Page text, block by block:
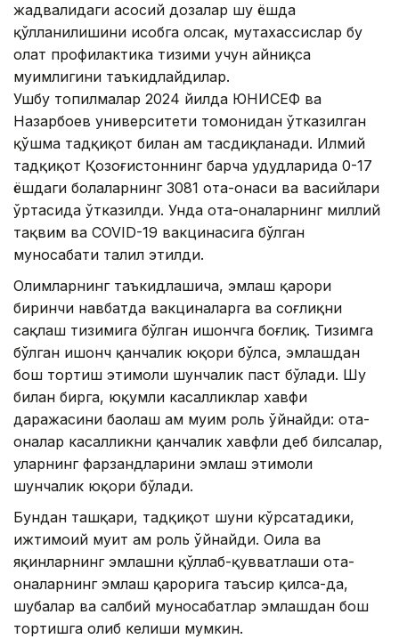
жадвалидаги асосий дозалар шу ёшда
қўлланилишини ҳисобга олсак, мутахассислар бу
ҳолат профилактика тизими учун айниқса
муҳимлигини таъкидлайдилар.
Ушбу топилмалар 2024 йилда ЮНИCЕФ ва
Назарбоев университети томонидан ўтказилган
қўшма тадқиқот билан ҳам тасдиқланади. Илмий
тадқиқот Қозоғистоннинг барча ҳудудларида 0-17
ёшдаги болаларнинг 3081 ота-онаси ва васийлари
ўртасида ўтказилди. Унда ота-оналарнинг миллий
тақвим ва COVID-19 вакцинасига бўлган
муносабати таҳлил этилди.
Олимларнинг таъкидлашича, эмлаш қарори
биринчи навбатда вакциналарга ва соғлиқни
сақлаш тизимига бўлган ишончга боғлиқ. Тизимга
бўлган ишонч қанчалик юқори бўлса, эмлашдан
бош тортиш эҳтимоли шунчалик паст бўлади. Шу
билан бирга, юқумли касалликлар хавфи
даражасини баҳолаш ҳам муҳим роль ўйнайди: ота-
оналар касалликни қанчалик хавфли деб билсалар,
уларнинг фарзандларини эмлаш эҳтимоли
шунчалик юқори бўлади.
Бундан ташқари, тадқиқот шуни кўрсатадики,
ижтимоий муҳит ҳам роль ўйнайди. Оила ва
яқинларнинг эмлашни қўллаб-қувватлаши ота-
оналарнинг эмлаш қарорига таъсир қилса-да,
шубҳалар ва салбий муносабатлар эмлашдан бош
тортишга олиб келиши мумкин.